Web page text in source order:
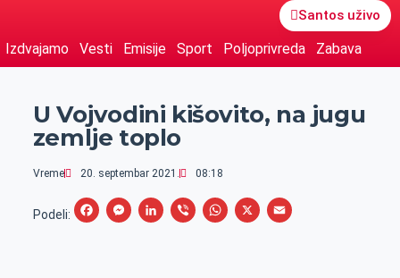
Santos uživo
Izdvajamo Vesti Emisije Sport Poljoprivreda Zabava
U Vojvodini kišovito, na jugu
zemlje toplo
Vreme 20. septembar 2021. 08:18
Podeli:
F
M
L
V
W
X
E